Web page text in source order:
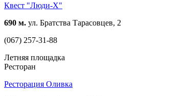
Квест "Люди-Х"
690 м. ул. Братства Тарасовцев, 2
(067) 257-31-88
Летняя площадка
Ресторан
Ресторация Оливка